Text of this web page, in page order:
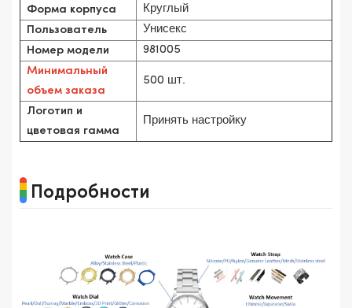
Форма корпуса Круглый
Пользователь Унисекс
Номер модели 981005
Минимальный
объем заказа
500 шт.
Логотип и
цветовая гамма
Принять настройку
Подробности